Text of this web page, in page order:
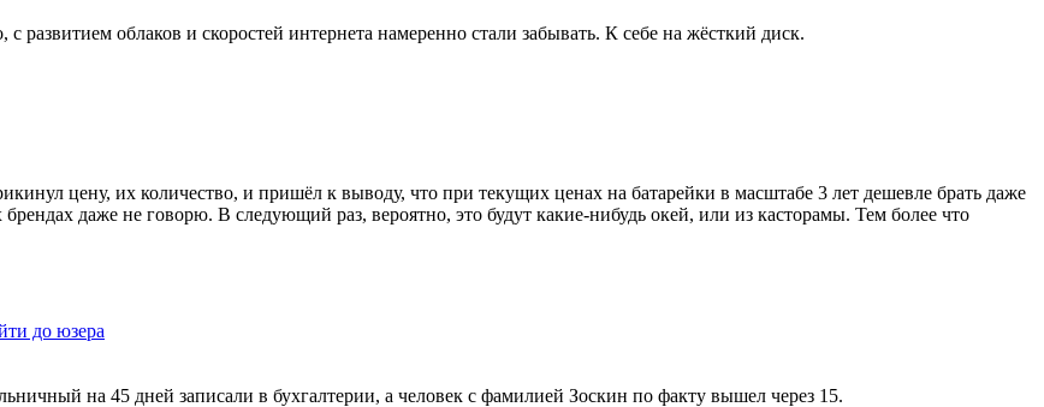
развитием облаков и скоростей интернета намеренно стали забывать. К себе на жёсткий диск.
цену, их количество, и пришёл к выводу, что при текущих ценах на батарейки в масштабе 3 лет дешевле брать даже
даже не говорю. В следующий раз, вероятно, это будут какие-нибудь окей, или из касторамы. Тем более что
до юзера
на 45 дней записали в бухгалтерии, а человек с фамилией Зоскин по факту вышел через 15.